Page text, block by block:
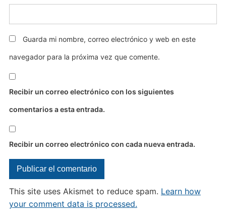
Guarda mi nombre, correo electrónico y web en este
navegador para la próxima vez que comente.
Recibir un correo electrónico con los siguientes
comentarios a esta entrada.
Recibir un correo electrónico con cada nueva entrada.
This site uses Akismet to reduce spam. Learn how
your comment data is processed.